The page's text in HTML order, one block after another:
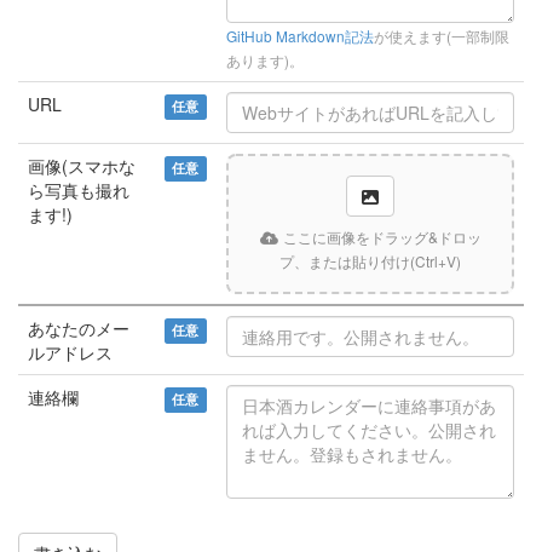
GitHub Markdown記法が使えます(一部制限
あります)。
URL 任意
画像(スマホな
ら写真も撮れ
ます!)
任意
ここに画像をドラッグ&ドロッ
プ、または貼り付け(Ctrl+V)
あなたのメー
ルアドレス
任意
連絡欄 任意